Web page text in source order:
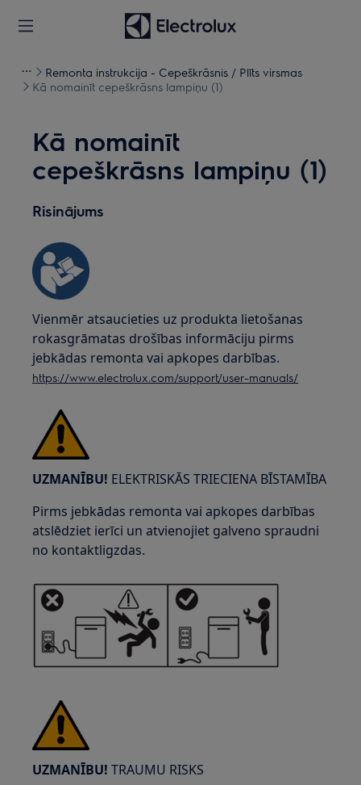
Remonta instrukcija - Cepeškrāsnis / Plīts virsmas
Kā nomainīt cepeškrāsns lampiņu (1)
Kā nomainīt
cepeškrāsns lampiņu (1)
Risinājums
Vienmēr atsaucieties uz produkta lietošanas
rokasgrāmatas drošības informāciju pirms
jebkādas remonta vai apkopes darbības.
https://www.electrolux.com/support/user-manuals/
UZMANĪBU! ELEKTRISKĀS TRIECIENA BĪSTAMĪBA
Pirms jebkādas remonta vai apkopes darbības
atslēdziet ierīci un atvienojiet galveno spraudni
no kontaktligzdas.
UZMANĪBU! TRAUMU RISKS